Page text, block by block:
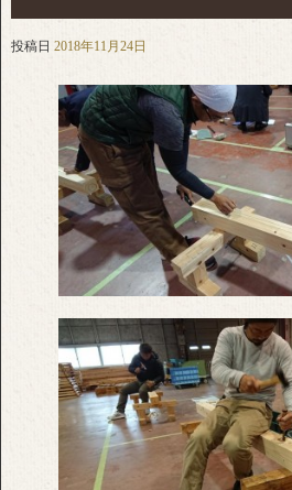
投稿日 2018年11月24日